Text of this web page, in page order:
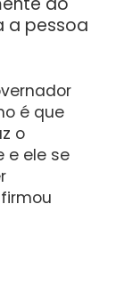
a pessoa
é que
o
e ele se